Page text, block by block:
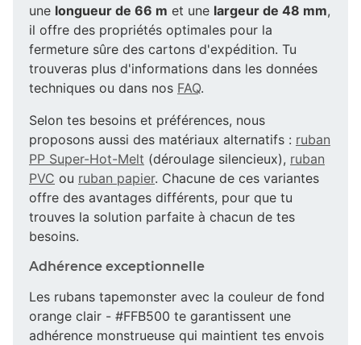
une longueur de 66 m et une largeur de 48 mm,
il offre des propriétés optimales pour la
fermeture sûre des cartons d'expédition. Tu
trouveras plus d'informations dans les données
techniques ou dans nos FAQ.
Selon tes besoins et préférences, nous
proposons aussi des matériaux alternatifs : ruban
PP Super-Hot-Melt (déroulage silencieux), ruban
PVC ou ruban papier. Chacune de ces variantes
offre des avantages différents, pour que tu
trouves la solution parfaite à chacun de tes
besoins.
Adhérence exceptionnelle
Les rubans tapemonster avec la couleur de fond
orange clair - #FFB500 te garantissent une
adhérence monstrueuse qui maintient tes envois